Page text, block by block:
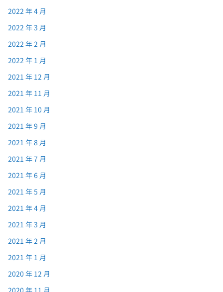
2022 年 4 月
2022 年 3 月
2022 年 2 月
2022 年 1 月
2021 年 12 月
2021 年 11 月
2021 年 10 月
2021 年 9 月
2021 年 8 月
2021 年 7 月
2021 年 6 月
2021 年 5 月
2021 年 4 月
2021 年 3 月
2021 年 2 月
2021 年 1 月
2020 年 12 月
2020 年 11 月